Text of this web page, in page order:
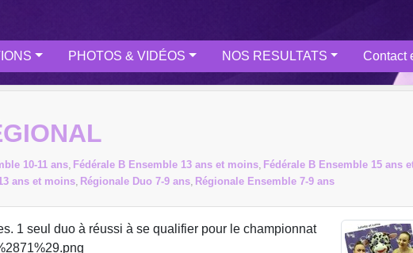
PHOTOS & VIDÉOS NOS RESULTATS Contact
10-11 ans Fédérale B Ensemble 13 ans et moins Fédérale B Ensemble 15 ans
ans et moins Régionale Duo 7-9 ans Régionale Ensemble 7-9 ans
1 seul duo à réussi à se qualifier pour le championnat